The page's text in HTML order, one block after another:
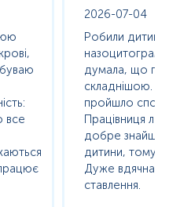
все
2026-07-04
Робили дитині
назоцитограму.
думала, що
складнішою.
пройшло
Працівниця
добре знайшла
дитини, тому без
Дуже вдячна за
ставлення.